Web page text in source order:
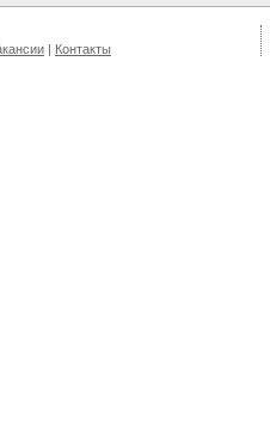
| Контакты